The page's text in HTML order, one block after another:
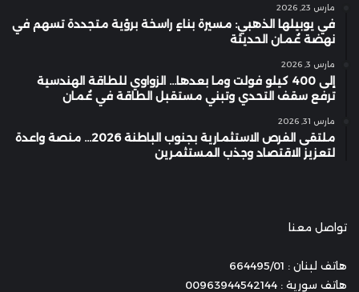
مارس 23, 2026
في يوبيلها الذهبي: مسيرة بناءٍ راسخة برؤية متجددة تسهم في
نهضة عُمان الحديثة
مارس 3, 2026
إلى 400 كيلو فولت وما بعدها… الزواوي للطاقة الهندسية
ترفع سقف التحدي وتبني مستقبل الطاقة في عُمان
مارس 31, 2026
ملتقى الفرص الاستثمارية بجنوب الباطنة 2026… منصة واعدة
لتعزيز الاقتصاد وجذب المستثمرين
تواصل معنا
هاتف لبنان : 664495/01
هاتف سورية : 00963944542144